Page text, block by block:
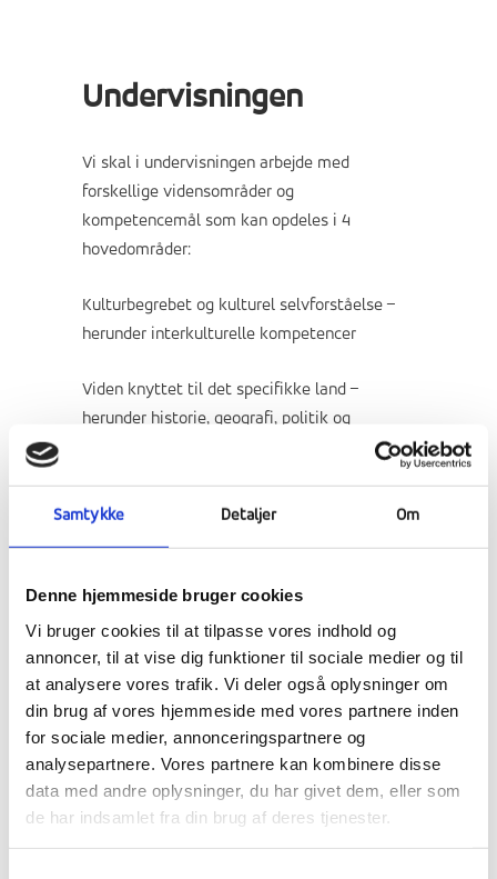
Samtykke Detaljer Om
Denne hjemmeside bruger cookies
Vi bruger cookies til at tilpasse vores indhold og
annoncer, til at vise dig funktioner til sociale medier og til
at analysere vores trafik. Vi deler også oplysninger om
din brug af vores hjemmeside med vores partnere inden
for sociale medier, annonceringspartnere og
analysepartnere. Vores partnere kan kombinere disse
data med andre oplysninger, du har givet dem, eller som
de har indsamlet fra din brug af deres tjenester.
Undervisningen
Vi skal i undervisningen arbejde med
forskellige vidensområder og
kompetencemål som kan opdeles i 4
hovedområder:
Kulturbegrebet og kulturel selvforståelse –
herunder interkulturelle kompetencer
Viden knyttet til det specifikke land –
herunder historie, geografi, politik og
Praktisk og mental forberedelse til turen
eleverne skal forvente at lave en
reflektere over deres læringsoplevelser
Derudover skal vi arbejde på et fællesprojekt
omkring bæredygtighed – med fokus på den
grønne omstilling med Danmark og Canada